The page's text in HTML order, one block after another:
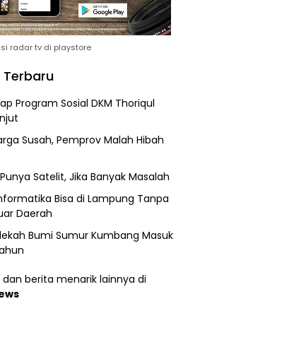
radar tv di playstore
Terbaru
Program Sosial DKM Thoriqul
Susah, Pemprov Malah Hibah
Satelit, Jika Banyak Masalah
Bisa di Lampung Tanpa
Daerah
Bumi Sumur Kumbang Masuk
dan berita menarik lainnya di